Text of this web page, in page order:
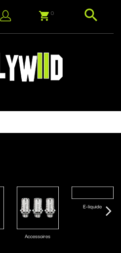
0
Accessoires
E-liquide